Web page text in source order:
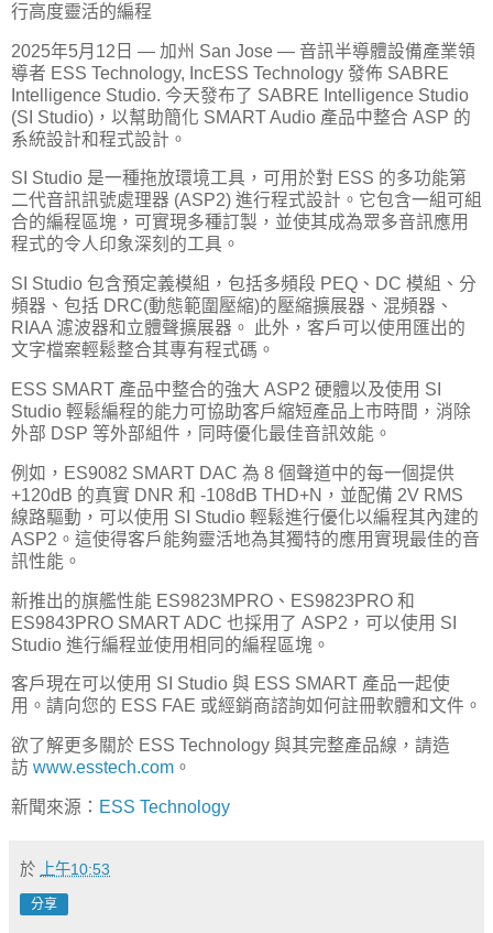
行高度靈活的編程
2025年5月12日 — 加州 San Jose — 音訊半導體設備產業領
導者 ESS Technology, IncESS Technology 發佈 SABRE
Intelligence Studio. 今天發布了 SABRE Intelligence Studio
(SI Studio)，以幫助簡化 SMART Audio 產品中整合 ASP 的
系統設計和程式設計。
SI Studio 是一種拖放環境工具，可用於對 ESS 的多功能第
二代音訊訊號處理器 (ASP2) 進行程式設計。它包含一組可組
合的編程區塊，可實現多種訂製，並使其成為眾多音訊應用
程式的令人印象深刻的工具。
SI Studio 包含預定義模組，包括多頻段 PEQ、DC 模組、分
頻器、包括 DRC(動態範圍壓縮)的壓縮擴展器、混頻器、
RIAA 濾波器和立體聲擴展器。 此外，客戶可以使用匯出的
文字檔案輕鬆整合其專有程式碼。
ESS SMART 產品中整合的強大 ASP2 硬體以及使用 SI
Studio 輕鬆編程的能力可協助客戶縮短產品上市時間，消除
外部 DSP 等外部組件，同時優化最佳音訊效能。
例如，ES9082 SMART DAC 為 8 個聲道中的每一個提供
+120dB 的真實 DNR 和 -108dB THD+N，並配備 2V RMS
線路驅動，可以使用 SI Studio 輕鬆進行優化以編程其內建的
ASP2。這使得客戶能夠靈活地為其獨特的應用實現最佳的音
訊性能。
新推出的旗艦性能 ES9823MPRO、ES9823PRO 和
ES9843PRO SMART ADC 也採用了 ASP2，可以使用 SI
Studio 進行編程並使用相同的編程區塊。
客戶現在可以使用 SI Studio 與 ESS SMART 產品一起使
用。請向您的 ESS FAE 或經銷商諮詢如何註冊軟體和文件。
欲了解更多關於 ESS Technology 與其完整產品線，請造
訪 www.esstech.com 。
新聞來源： ESS Technology
於 上午10:53
分享